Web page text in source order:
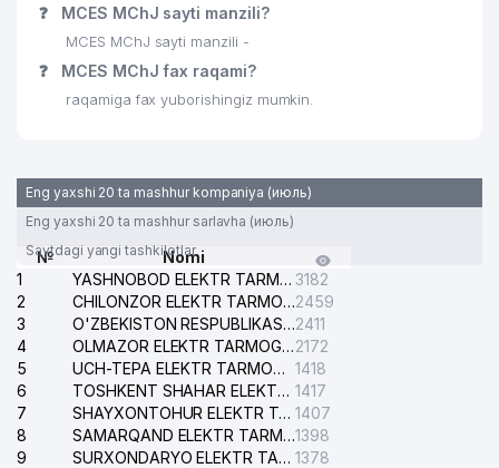
❓ MCES MChJ sayti manzili?
MCES MChJ sayti manzili -
❓ MCES MChJ fax raqami?
raqamiga fax yuborishingiz mumkin.
Eng yaxshi 20 ta mashhur kompaniya (июль)
Eng yaxshi 20 ta mashhur sarlavha (июль)
Saytdagi yangi tashkilotlar
№
Nomi
1
YASHNOBOD ELEKTR TARMOG'I NOSOZLIKLARI XIZMATI 3182
2
CHILONZOR ELEKTR TARMOG'I NOSOZLIK XIZMATI2459
3
O'ZBEKISTON RESPUBLIKASI BOSH PROKURATURASI ISHONCH TELEFONI2411
4
OLMAZOR ELEKTR TARMOG'I NOSOZLIKLARI XIZMATI2172
5
UCH-TEPA ELEKTR TARMOG'I NOSOZLIKLARI XIZMATI 1418
6
TOSHKENT SHAHAR ELEKTR TARMOQLARI KORXONASI AJ 1417
7
SHAYXONTOHUR ELEKTR TARMOG'I NOSOZLIKLARINI TUZATISH XIZMATI 1407
8
SAMARQAND ELEKTR TARMOQLARI AJ1398
9
SURXONDARYO ELEKTR TARMOQLARI AJ 1378